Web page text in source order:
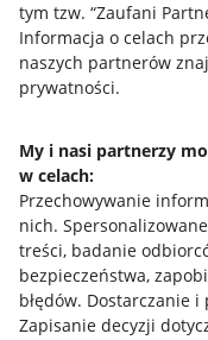
tym tzw. “Zaufani
Informacja o celach
naszych partnerów
prywatności.
My i nasi partnerzy
w celach:
Przechowywanie
nich.
treści, badanie
bezpieczeństwa,
błędów. Dostarczanie
Zapisanie decyzji
Przydatne
Jak to działa
Allegro Gadane dla
Allegro Gadane dla
Mapa miejscowości
Informacje prawne